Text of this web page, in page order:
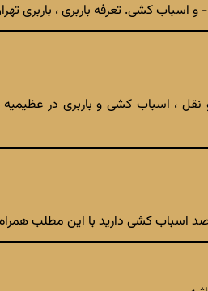
کشی. تعرفه باربری ، باربری
نقل ، اسباب کشی و باربری در
اسباب کشی دارید با این مطلب